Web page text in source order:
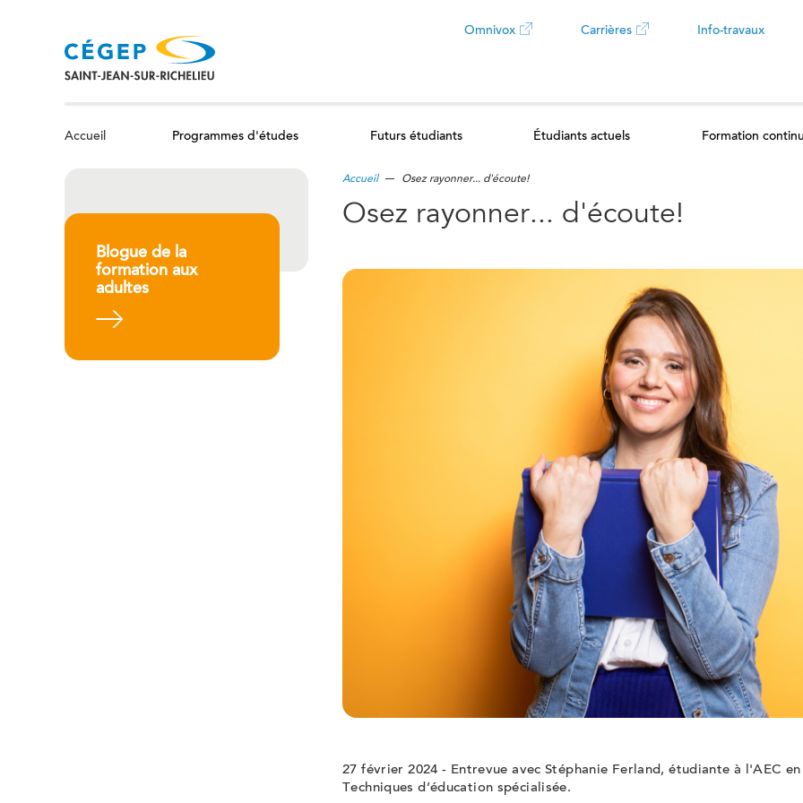
Omnivox
Carrières
ouvrira
onglet
Info-travaux
Accueil Programmes d'études Futurs étudiants Étudiants actuels Formation
Blogue de la
formation aux
adultes
Accueil Osez rayonner... d'écoute!
Osez rayonner... d'écoute!
27 février 2024 - Entrevue avec Stéphanie Ferland , étudiante à l'AEC en
Techniques d’éducation spécialisée.